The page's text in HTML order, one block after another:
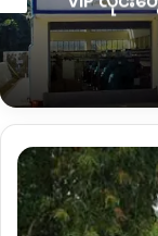
တယ်။
KIA
သိမ်းပိုက်
နယ်မြေ
မ